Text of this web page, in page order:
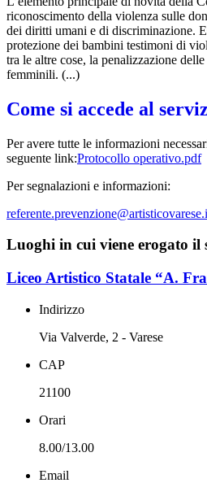
riconoscimento della violenza sulle
dei diritti umani e di discriminazione.
protezione dei bambini testimoni di
tra le altre cose, la penalizzazione
femminili. (...)
Come si accede al
Per avere tutte le informazioni
seguente link:Protocollo operativo.pdf
Per segnalazioni e informazioni:
referente.prevenzione@
Luoghi in cui viene erogato il
Liceo Artistico Statale “A.
Indirizzo
Via Valverde, 2 - Varese
CAP
21100
Orari
8.00/13.00
Email